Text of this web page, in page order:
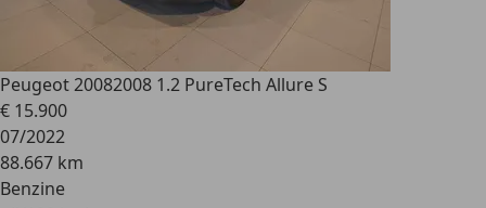
Peugeot 20082008 1.2 PureTech Allure S
€ 15.900
07/2022
88.667 km
Benzine